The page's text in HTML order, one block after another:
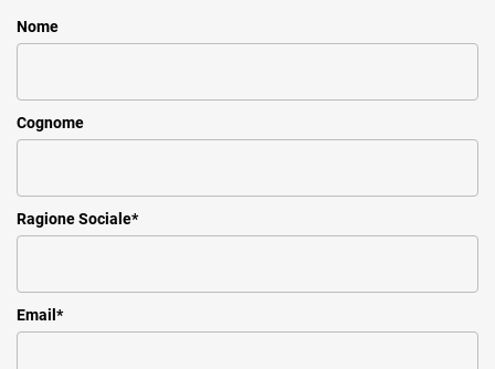
Nome
Cognome
Ragione Sociale*
Email *